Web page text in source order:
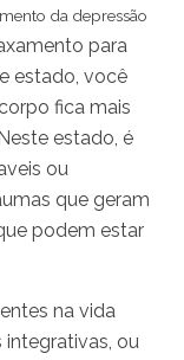
da depressão
para
estado, você
fica mais
estado, é
ou
que geram
podem estar
na vida
integrativas, ou